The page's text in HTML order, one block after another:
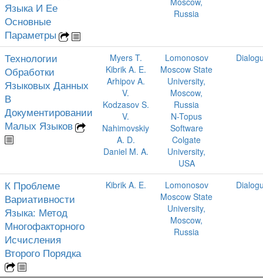
Языка И Ее
Основные
Параметры
Russia
Технологии
Обработки
Языковых Данных
В
Документировании
Малых Языков
Myers T.
Kibrik A. E.
Arhipov A.
V.
Kodzasov S.
V.
Nahimovskiy
A. D.
Daniel M. A.
Lomonosov
Moscow State
University,
Moscow,
Russia
N-Topus
Software
Colgate
University,
USA
К Проблеме
Вариативности
Языка: Метод
Многофакторного
Исчисления
Второго Порядка
Kibrik A. E.
Lomonosov
Moscow State
University,
Moscow,
Russia